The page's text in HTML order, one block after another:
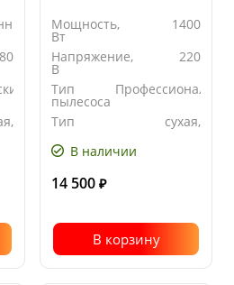
Мощность,
Вт
1400
Напряжение,
В
220
Тип
пылесоса
Тип
сухая,
влажная
В наличии
14 500 ₽
В корзину